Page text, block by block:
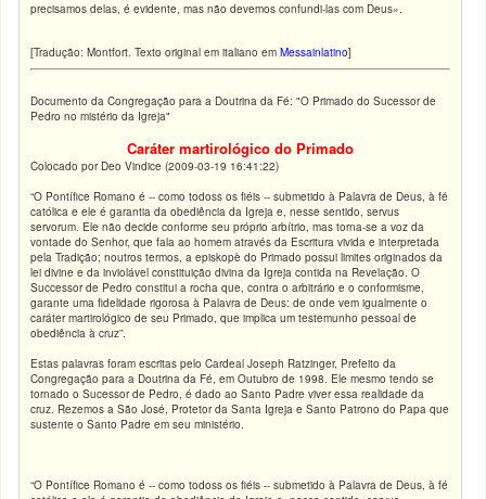
precisamos delas, é evidente, mas não devemos confundi-las com Deus».
[Tradução: Montfort. Texto original em italiano emMessainlatino]
Documento da Congregação para a Doutrina da Fé: "O Primado do Sucessor de
Pedro no mistério da Igreja"
Caráter martirológico do Primado
Colocado por Deo Vindice (2009-03-19 16:41:22)
“O Pontífice Romano é -- como todoss os fiéis -- submetido à Palavra de Deus, à fé
católica e ele é garantia da obediência da Igreja e, nesse sentido, servus
servorum. Ele não decide conforme seu próprio arbítrio, mas torna-se a voz da
vontade do Senhor, que fala ao homem através da Escritura vivida e interpretada
pela Tradição; noutros termos, a episkopè do Primado possui limites originados da
lei divine e da inviolável constituição divina da Igreja contida na Revelação. O
Successor de Pedro constitui a rocha que, contra o arbitrário e o conformisme,
garante uma fidelidade rigorosa à Palavra de Deus: de onde vem igualmente o
caráter martirológico de seu Primado, que implica um testemunho pessoal de
obediência à cruz”.
Estas palavras foram escritas pelo Cardeal Joseph Ratzinger, Prefeito da
Congregação para a Doutrina da Fé, em Outubro de 1998. Ele mesmo tendo se
tornado o Sucessor de Pedro, é dado ao Santo Padre viver essa realidade da
cruz. Rezemos a São José, Protetor da Santa Igreja e Santo Patrono do Papa que
sustente o Santo Padre em seu ministério.
“O Pontífice Romano é -- como todoss os fiéis -- submetido à Palavra de Deus, à fé